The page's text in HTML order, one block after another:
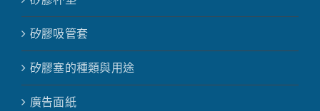
矽膠吸管套
矽膠塞的種類與用途
廣告面紙